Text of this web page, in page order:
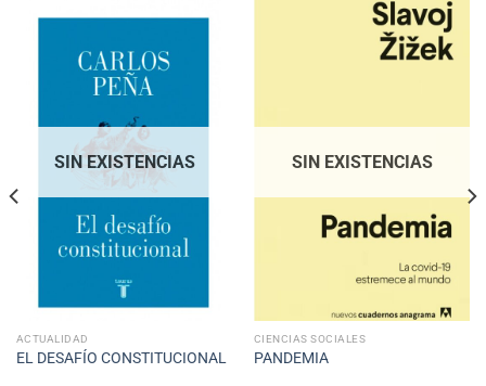
SIN EXISTENCIAS
ACTUALIDAD
EL DESAFÍO CONSTITUCIONAL
SIN EXISTENCIAS
CIENCIAS SOCIALES
PANDEMIA